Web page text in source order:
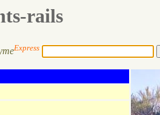
rails
Express